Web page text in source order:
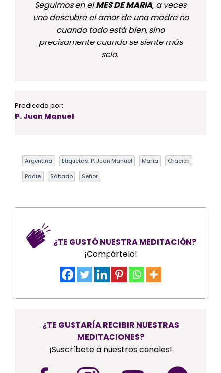
Seguimos en elMES DE MARIA, a veces
uno descubre el amor de una madre no
cuando todo está bien, sino
precisamente cuando se siente más
solo.
Predicado por:
P. Juan Manuel
Argentina Etiquetas: P. Juan Manuel María Oración
Padre Sábado Señor
¿TE GUSTÓ NUESTRA MEDITACIÓN?
¡Compártelo!
¿TE GUSTARÍA RECIBIR NUESTRAS
MEDITACIONES?
¡Suscríbete a nuestros canales!